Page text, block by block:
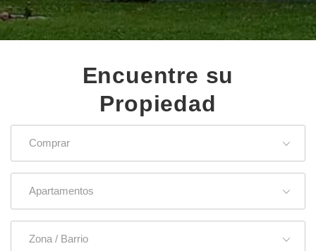
Encuentre su
Propiedad
Comprar
Apartamentos
Zona / Barrio